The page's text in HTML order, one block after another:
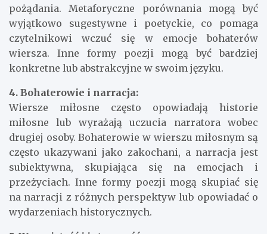
pożądania. Metaforyczne porównania mogą być
wyjątkowo sugestywne i poetyckie, co pomaga
czytelnikowi wczuć się w emocje bohaterów
wiersza. Inne formy poezji mogą być bardziej
konkretne lub abstrakcyjne w swoim języku.
4. Bohaterowie i narracja:
Wiersze miłosne często opowiadają historie
miłosne lub wyrażają uczucia narratora wobec
drugiej osoby. Bohaterowie w wierszu miłosnym są
często ukazywani jako zakochani, a narracja jest
subiektywna, skupiająca się na emocjach i
przeżyciach. Inne formy poezji mogą skupiać się
na narracji z różnych perspektyw lub opowiadać o
wydarzeniach historycznych.